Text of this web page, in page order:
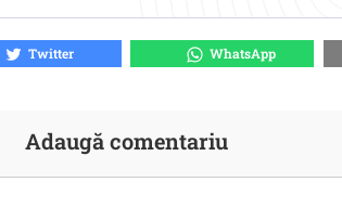
Twitter WhatsApp
Adaugă comentariu